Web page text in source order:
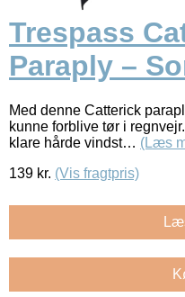
Trespass
Paraply –
Med denne Catterick
kunne forblive tør i
klare hårde vindst… (Læs
139 kr. (Vis fragtpris)